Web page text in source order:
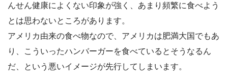
んせん健康によくない印象が強く、あまり頻繁に食べよう
とは思わないところがあります。
アメリカ由来の食べ物なので、アメリカは肥満大国でもあ
り、こういったハンバーガーを食べているとそうなるん
だ、という悪いイメージが先行してしまいます。